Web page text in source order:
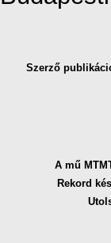
Szerző
A mű
Rekord